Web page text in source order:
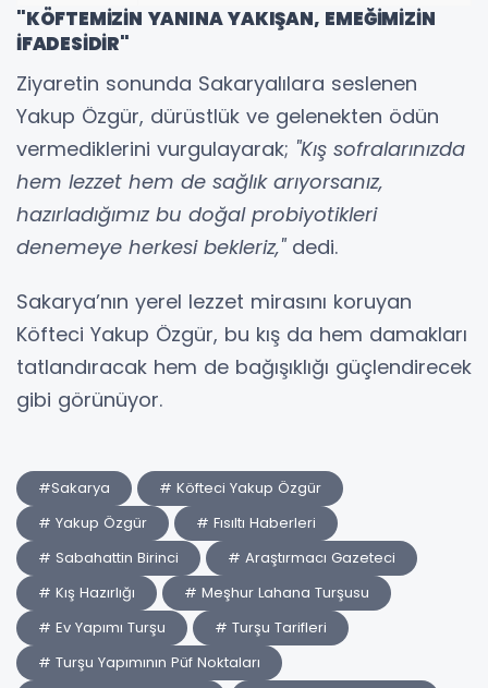
"KÖFTEMİZİN YANINA YAKIŞAN, EMEĞİMİZİN
İFADESİDİR"
Ziyaretin sonunda Sakaryalılara seslenen
Yakup Özgür, dürüstlük ve gelenekten ödün
vermediklerini vurgulayarak; "Kış sofralarınızda
hem lezzet hem de sağlık arıyorsanız,
hazırladığımız bu doğal probiyotikleri
denemeye herkesi bekleriz,"dedi.
Sakarya’nın yerel lezzet mirasını koruyan
Köfteci Yakup Özgür, bu kış da hem damakları
tatlandıracak hem de bağışıklığı güçlendirecek
gibi görünüyor.
#Sakarya
# Köfteci Yakup Özgür
# Yakup Özgür
# Fısıltı Haberleri
# Sabahattin Birinci
# Araştırmacı Gazeteci
# Kış Hazırlığı
# Meşhur Lahana Turşusu
# Ev Yapımı Turşu
# Turşu Tarifleri
# Turşu Yapımının Püf Noktaları